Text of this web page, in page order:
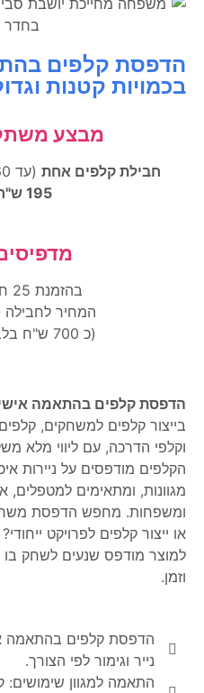
הדפסת קלפים
בכמויות קטנות
מבצע
חבילת קלפים אחת(עד 60 קלפים בגודל 6X9 ס"מ)
195 ש"ח בלבד
בהזמנת 25 חבילות קלפים
המחיר לחבילה30
(כ 700 ש"ח בלבד לכל הכמות)
הדפסת קלפים בהתאמה
בייצור קלפים למשחקים, קלפים
וקלפי הדרכה, עם ליווי מלא
הקלפים מודפסים על ניירות
מגוונות, ומתאימים למטפלים,
ומשפחות. מחפש הדפסת
או ייצור קלפים לפרויקט
למוצר מודפס שנעים לשחק בו
וזמן.
הדפסת קלפים בהתאמה
נייר וגימור לפי הצורך.
התאמה למגוון שימושים: